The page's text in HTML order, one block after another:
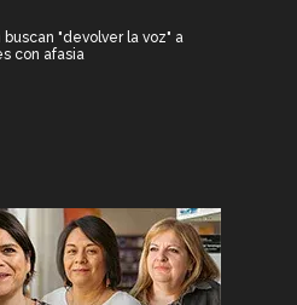
"devolver la voz" a
con afasia